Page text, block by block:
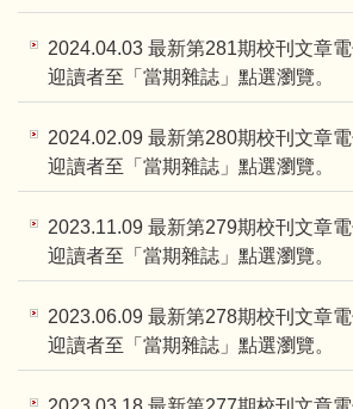
2024.04.03 最新第281期校刊文章
迎讀者至「當期雜誌」點選瀏覽。
2024.02.09 最新第280期校刊文章
迎讀者至「當期雜誌」點選瀏覽。
2023.11.09 最新第279期校刊文章
迎讀者至「當期雜誌」點選瀏覽。
2023.06.09 最新第278期校刊文章
迎讀者至「當期雜誌」點選瀏覽。